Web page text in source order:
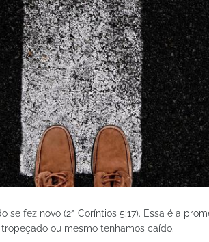
se fez novo (2ª Coríntios 5:17). Essa é a
ou mesmo tenhamos caído.